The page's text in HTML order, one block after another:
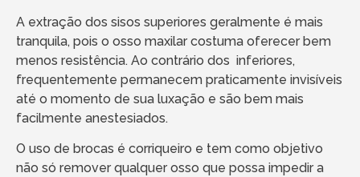
A extração dos sisos superiores geralmente é mais
tranquila, pois o osso maxilar costuma oferecer bem
menos resistência. Ao contrário dos inferiores,
frequentemente permanecem praticamente invisíveis
até o momento de sua luxação e são bem mais
facilmente anestesiados.
O uso de brocas é corriqueiro e tem como objetivo
não só remover qualquer osso que possa impedir a